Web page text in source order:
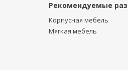
Рекомендуемые
Корпусная мебель
Мягкая мебель